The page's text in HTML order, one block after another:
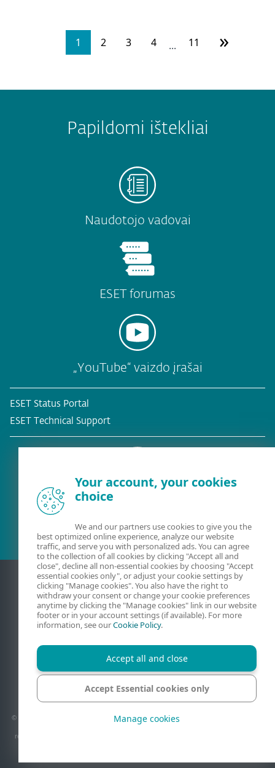
1 2 3 4 ... 11 »
Papildomi ištekliai
Naudotojo vadovai
ESET forumas
„YouTube“ vaizdo įrašai
ESET Status Portal
ESET Technical Support
Esamas klientas?
Kontaktiniai duomenys
Pranešti apie pažeidžiamumus
Svetainės struktūra
© 1992 - 2026 ESET, spol. s r.o. - Visos teisės saugomos. Šiame dokumente naudojami
prekių ženklai yra „ESET, spol. s r.o.“ ar „ESET North America“ paprastieji arba
registruotieji prekių ženklai. Visi kiti pavadinimai ir prekių ženklai yra registruotieji
Your account, your cookies
choice
We and our partners use cookies to give you the
best optimized online experience, analyze our website
traffic, and serve you with personalized ads. You can agree
to the collection of all cookies by clicking "Accept all and
close", decline all non-essential cookies by choosing "Accept
essential cookies only", or adjust your cookie settings by
clicking "Manage cookies". You also have the right to
withdraw your consent or change your cookie preferences
anytime by clicking the "Manage cookies" link in our website
footer or in your account settings (if available). For more
information, see ourCookie Policy.
Accept all and close
Accept Essential cookies only
Manage cookies